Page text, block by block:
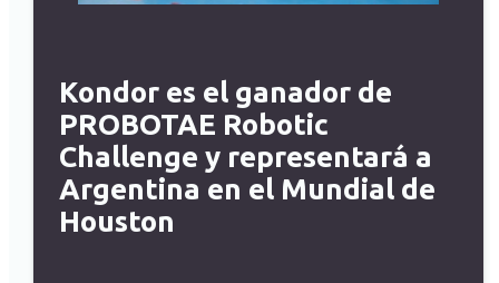
Kondor es el ganador de
PROBOTAE Robotic
Challenge y representará a
Argentina en el Mundial de
Houston